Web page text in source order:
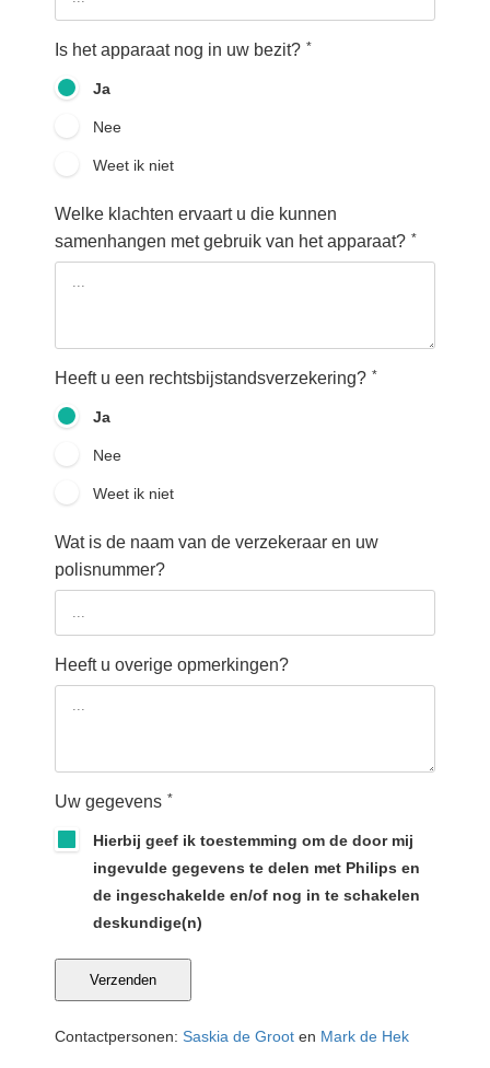
Is het apparaat nog in uw bezit? *
Ja
Nee
Weet ik niet
Welke klachten ervaart u die kunnen
samenhangen met gebruik van het apparaat? *
Heeft u een rechtsbijstandsverzekering? *
Ja
Nee
Weet ik niet
Wat is de naam van de verzekeraar en uw
polisnummer?
Heeft u overige opmerkingen?
Uw gegevens *
Hierbij geef ik toestemming om de door mij
ingevulde gegevens te delen met Philips en
de ingeschakelde en/of nog in te schakelen
deskundige(n)
Verzenden
Contactpersonen: Saskia de Groot en Mark de Hek